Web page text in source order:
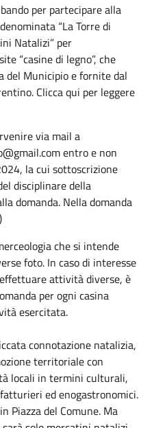
per partecipare alla
“La Torre di
Natalizi” per
“casine di legno”, che
del Municipio e fornite dal
Clicca qui per leggere
via mail a
entro e non
la cui sottoscrizione
disciplinare della
domanda. Nella domanda
che si intende
foto. In caso di interesse
attività diverse, è
per ogni casina
esercitata.
connotazione natalizia,
territoriale con
locali in termini culturali,
ed enogastronomici.
Piazza del Comune. Ma